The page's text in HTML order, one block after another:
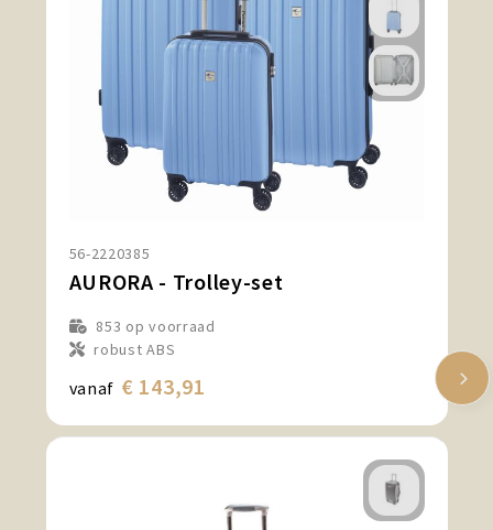
56-2220385
AURORA - Trolley-set
853 op voorraad
robust ABS
vanaf € 143,91